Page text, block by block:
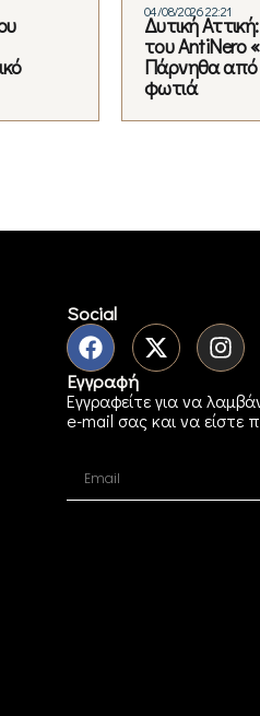
04/08/2026 22:21
Δυτική
του AntiNero
Πάρνηθα από
φωτιά
Social
Εγγραφή
Εγγραφείτε για να
e-mail σας και να είστε